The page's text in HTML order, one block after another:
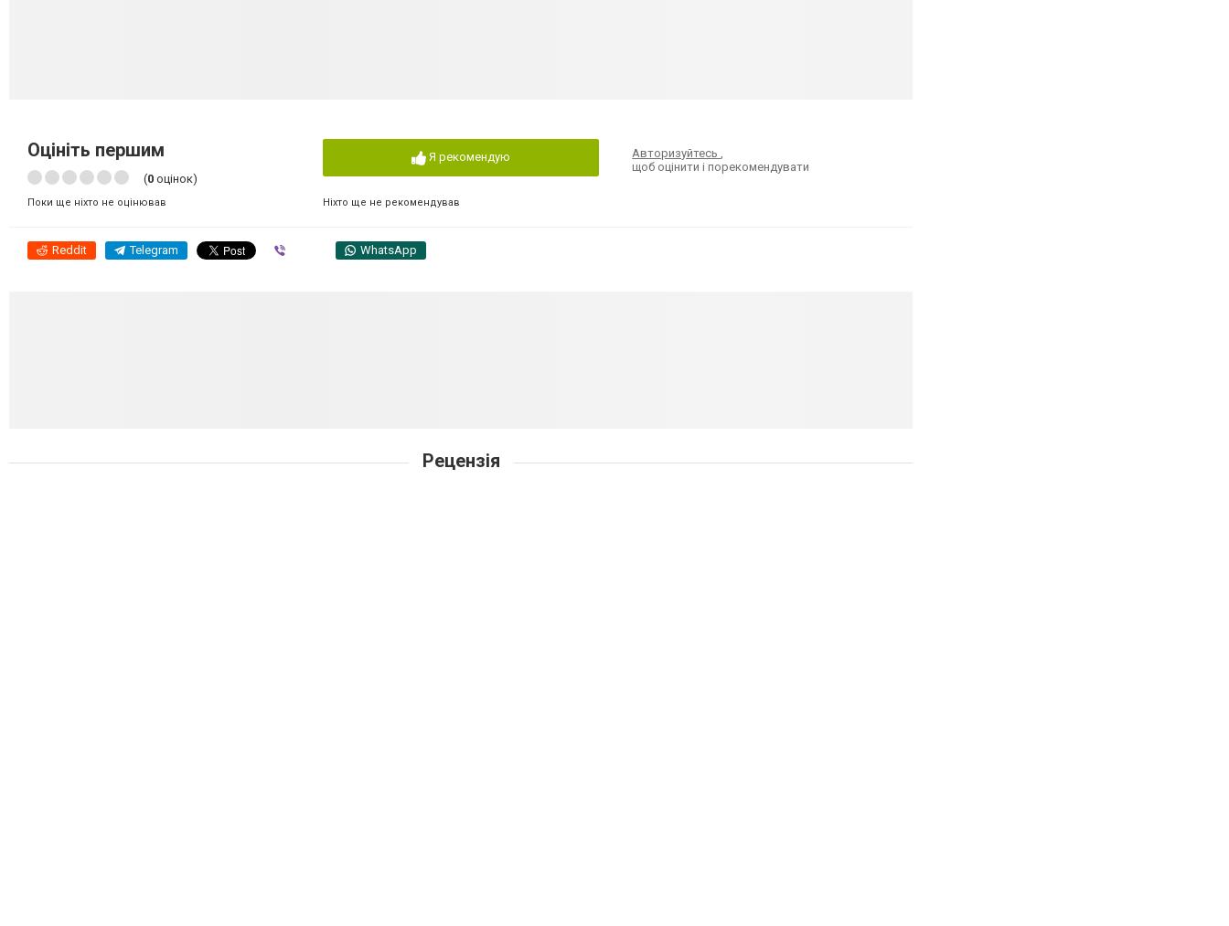
Оцініть першим
(0 оцінок)
Поки ще ніхто не оцінював
Я рекомендую
Ніхто ще не рекомендував
Авторизуйтесь,
щоб оцінити і порекомендувати
Reddit Telegram WhatsApp
Рецензія